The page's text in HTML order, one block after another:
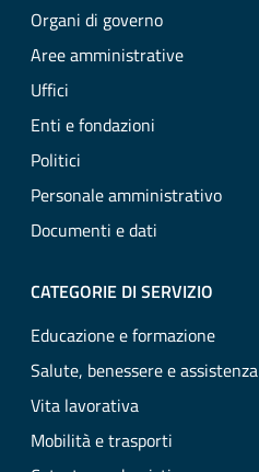
Organi di governo
Aree amministrative
Uffici
Enti e fondazioni
Politici
Personale amministrativo
Documenti e dati
CATEGORIE DI SERVIZIO
Educazione e formazione
Salute, benessere e assistenza
Vita lavorativa
Mobilità e trasporti